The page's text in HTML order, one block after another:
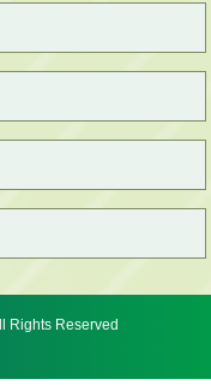
Rights Reserved